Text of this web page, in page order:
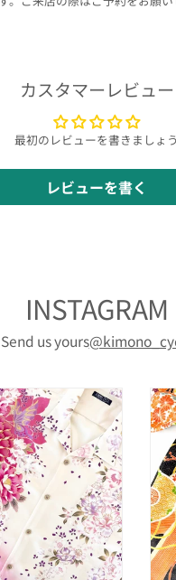
カスタマーレビュー
最初のレビューを書きましょう
レビューを書く
INSTAGRAM
Send us yours